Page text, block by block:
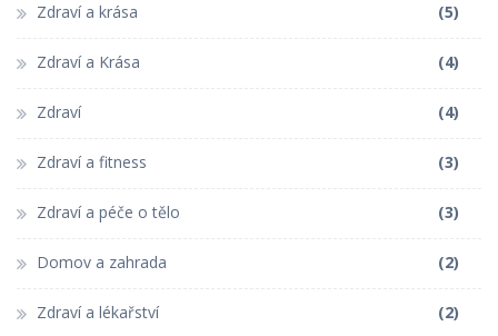
Zdraví a krása (5)
Zdraví a Krása (4)
Zdraví (4)
Zdraví a fitness (3)
Zdraví a péče o tělo (3)
Domov a zahrada (2)
Zdraví a lékařství (2)